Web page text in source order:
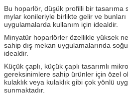
Bu hoparlör, düşük profilli bir tasarıma
mylar konileriyle birlikte gelir ve bunları
uygulamalarda kullanım için idealdir.
Minyatür hoparlörler özellikle yüksek
sahip dış mekan uygulamalarında
idealdir.
Küçük çaplı, küçük çaplı tasarımlı
gereksinimlere sahip ürünler için özel
kulaklık veya kulaklık gibi çok yönlü
sunmaktadır.